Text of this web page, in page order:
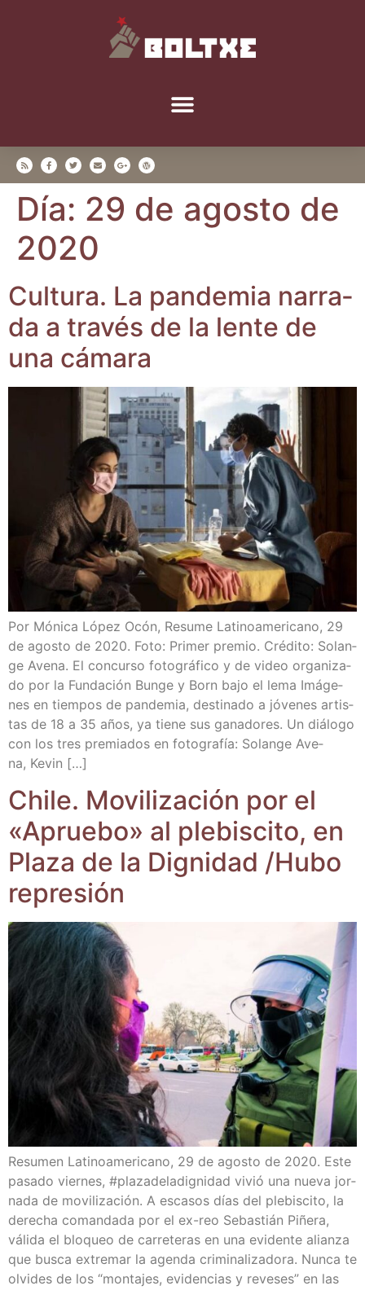
Día: 29 de agosto de
2020
Cul­tu­ra. La pan­de­mia narra­
da a tra­vés de la len­te de
una cámara
Por Móni­ca López Ocón, Resu­me Lati­no­ame­ri­cano, 29
de agos­to de 2020. Foto: Pri­mer pre­mio. Cré­di­to: Solan­
ge Ave­na. El con­cur­so foto­grá­fi­co y de video orga­ni­za­
do por la Fun­da­ción Bun­ge y Born bajo el lema Imá­ge­
nes en tiem­pos de pan­de­mia, des­ti­na­do a jóve­nes artis­
tas de 18 a 35 años, ya tie­ne sus gana­do­res. Un diá­lo­go
con los tres pre­mia­dos en foto­gra­fía: Solan­ge Ave­
na, Kevin […]
Chi­le. Movi­li­za­ción por el
«Aprue­bo» al ple­bis­ci­to, en
Pla­za de la Dig­ni­dad /​Hubo
represión
Resu­men Lati­no­ame­ri­cano, 29 de agos­to de 2020. Este
pasa­do vier­nes, #pla­za­de­la­dig­ni­dad vivió una nue­va jor­
na­da de movi­li­za­ción. A esca­sos días del ple­bis­ci­to, la
dere­cha coman­da­da por el ex-reo Sebas­tián Piñe­ra,
váli­da el blo­queo de carre­te­ras en una evi­den­te alian­za
que bus­ca extre­mar la agen­da cri­mi­na­li­za­do­ra. Nun­ca te
olvi­des de los “mon­ta­jes, evi­den­cias y reve­ses” en las